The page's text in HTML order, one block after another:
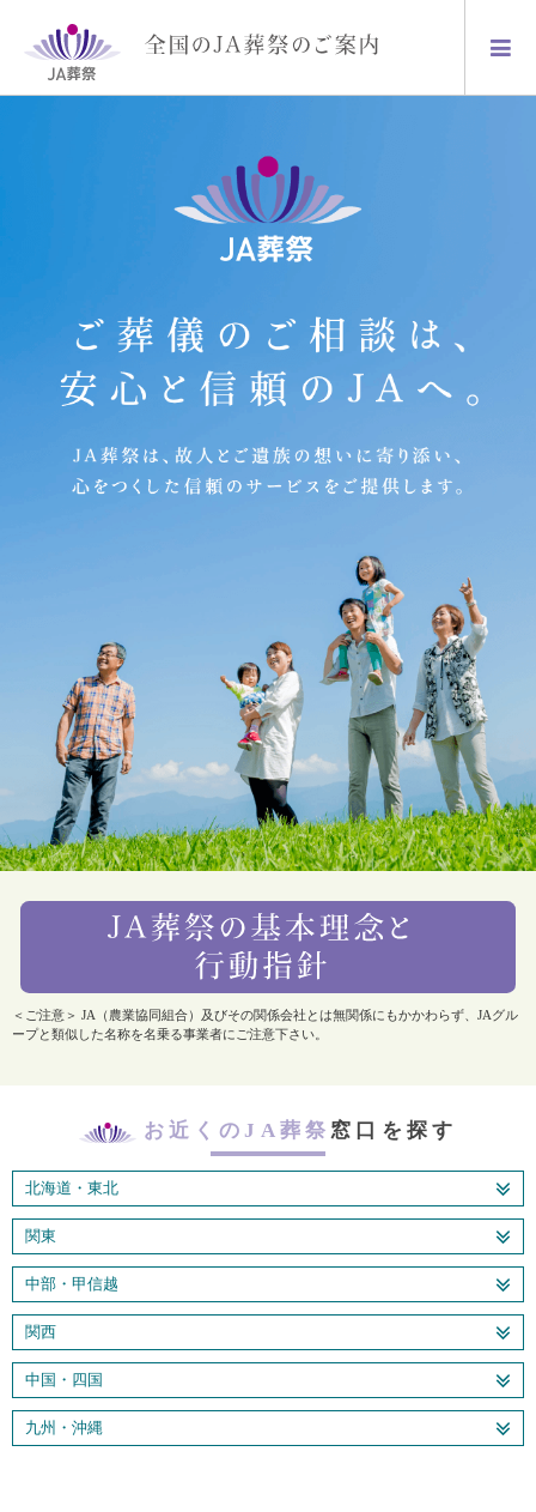
＜ご注意＞ JA（農業協同組合）及びその関係会社とは無関係にもかかわらず、JAグル
ープと類似した名称を名乗る事業者にご注意下さい。
お近くのJA葬祭 窓口を探す
北海道・東北
関東
中部・甲信越
関西
中国・四国
九州・沖縄